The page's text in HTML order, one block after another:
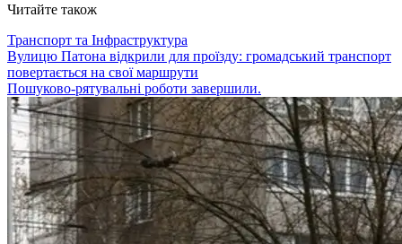
Читайте також
Транспорт та Інфраструктура
Вулицю Патона відкрили для проїзду: громадський транспорт
повертається на свої маршрути
Пошуково-рятувальні роботи завершили.